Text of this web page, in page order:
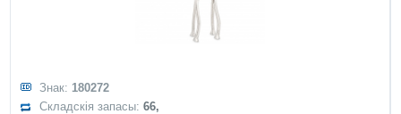
Знак: 180272
Складскія запасы:66,